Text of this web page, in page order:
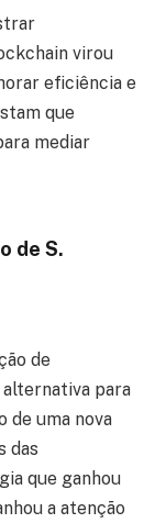
virou
eficiência e
que
mediar
de S.
de
para
de uma nova
das
que ganhou
a atenção